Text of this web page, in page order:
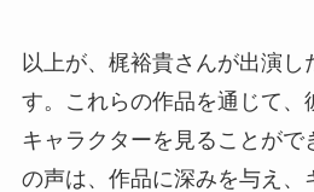
以上が、梶裕貴さんが出演
す。これらの作品を通じて、
キャラクターを見ることがで
の声は、作品に深みを与え、